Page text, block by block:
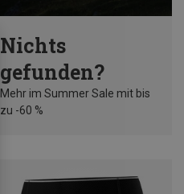
Nichts
gefunden?
Mehr im Summer Sale mit bis
zu -60 %